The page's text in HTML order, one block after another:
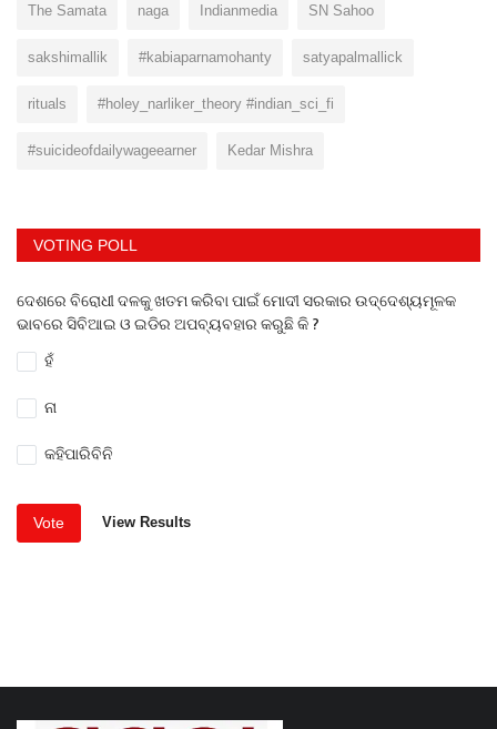
The Samata naga Indianmedia SN Sahoo
sakshimallik #kabiaparnamohanty satyapalmallick
rituals #holey_narliker_theory #indian_sci_fi
#suicideofdailywageearner Kedar Mishra
VOTING POLL
ଦେଶରେ ବିରୋଧୀ ଦଳକୁ ଖତମ କରିବା ପାଇଁ ମୋଦୀ ସରକାର ଉଦ୍ଦେଶ୍ୟମୂଳକ
ଭାବରେ ସିବିଆଇ ଓ ଇଡିର ଅପବ୍ୟବହାର କରୁଛି କି ?
ହଁ
ନା
କହିପାରିବିନି
Vote View Results